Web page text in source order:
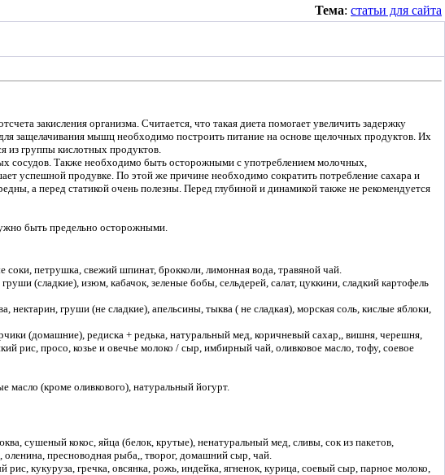
Тема: статьи для сайта
закисления организма. Считается, что такая диета помогает увеличить задержку
защелачивания мышц необходимо построить питание на основе щелочных продуктов. Их
из группы кислотных продуктов.
сосудов. Также необходимо быть осторожными с употреблением молочных,
успешной продувке. По этой же причине необходимо сократить потребление сахара и
а перед статикой очень полезны. Перед глубиной и динамикой также не рекомендуется
быть предельно осторожными.
петрушка, свежий шпинат, брокколи, лимонная вода, травяной чай.
(сладкие), изюм, кабачок, зеленые бобы, сельдерей, салат, цуккини, сладкий картофель
груши (не сладкие), апельсины, тыква ( не сладкая), морская соль, кислые яблоки,
(домашние), редиска + редька, натуральный мед, коричневый сахар,, вишня, черешня,
рис, просо, козье и овечье молоко / сыр, имбирный чай, оливковое масло, тофу, соевое
масло (кроме оливкового), натуральный йогурт.
сушеный кокос, яйца (белок, крутые), ненатуральный мед, сливы, сок из пакетов,
пресноводная рыба,, творог, домашний сыр, чай.
кукуруза, гречка, овсянка, рожь, индейка, ягненок, курица, соевый сыр, парное молоко,